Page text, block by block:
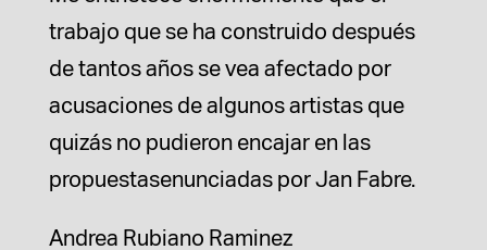
trabajo que se ha construido después
de tantos años se vea afectado por
acusaciones de algunos artistas que
quizás no pudieron encajar en las
propuestasenunciadas por Jan Fabre.
Andrea Rubiano Raminez